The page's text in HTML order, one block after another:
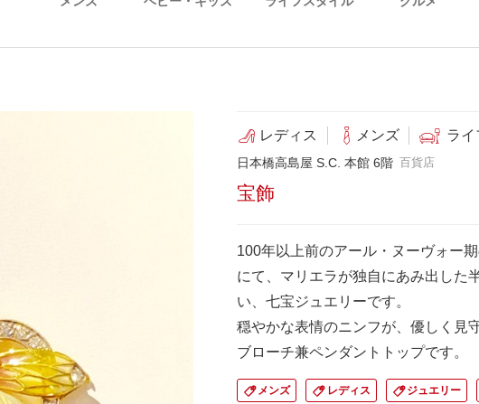
レディス メンズ ライ
日本橋高島屋 S.C. 本館 6階 百貨店
宝飾
100年以上前のアール・ヌーヴォー
にて、マリエラが独自にあみ出した
い、七宝ジュエリーです。
穏やかな表情のニンフが、優しく見
ブローチ兼ペンダントトップです。
メンズ レディス ジュエリー